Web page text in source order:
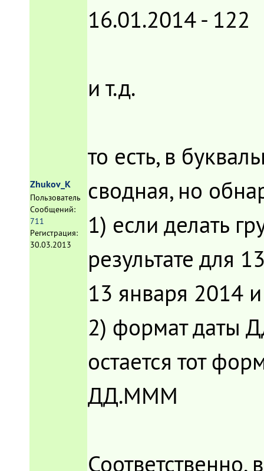
Zhukov_K
Пользователь
Сообщений:
711
Регистрация:
30.03.2013
16.01.2014 - 122
и т.д.
то есть, в
сводная, но
1) если делать
результате для
13 января 2014
2) формат даты
остается тот
ДД.МММ
Соответственно,